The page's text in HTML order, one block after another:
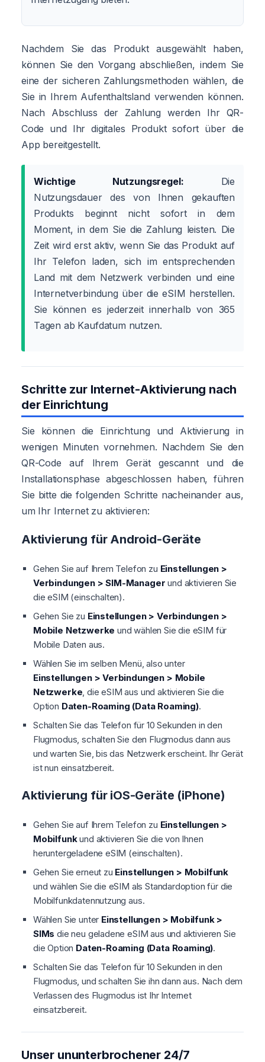
Nachdem Sie das Produkt ausgewählt haben,
können Sie den Vorgang abschließen, indem Sie
eine der sicheren Zahlungsmethoden wählen, die
Sie in Ihrem Aufenthaltsland verwenden können.
Nach Abschluss der Zahlung werden Ihr QR-
Code und Ihr digitales Produkt sofort über die
App bereitgestellt.
Wichtige Nutzungsregel: Die
Nutzungsdauer des von Ihnen gekauften
Produkts beginnt nicht sofort in dem
Moment, in dem Sie die Zahlung leisten. Die
Zeit wird erst aktiv, wenn Sie das Produkt auf
Ihr Telefon laden, sich im entsprechenden
Land mit dem Netzwerk verbinden und eine
Internetverbindung über die eSIM herstellen.
Sie können es jederzeit innerhalb von 365
Tagen ab Kaufdatum nutzen.
Schritte zur Internet-Aktivierung nach
der Einrichtung
Sie können die Einrichtung und Aktivierung in
wenigen Minuten vornehmen. Nachdem Sie den
QR-Code auf Ihrem Gerät gescannt und die
Installationsphase abgeschlossen haben, führen
Sie bitte die folgenden Schritte nacheinander aus,
um Ihr Internet zu aktivieren:
Aktivierung für Android-Geräte
Gehen Sie auf Ihrem Telefon zu Einstellungen >
Verbindungen > SIM-Manager und aktivieren Sie
die eSIM (einschalten).
Gehen Sie zu Einstellungen > Verbindungen >
Mobile Netzwerke und wählen Sie die eSIM für
Mobile Daten aus.
Wählen Sie im selben Menü, also unter
Einstellungen > Verbindungen > Mobile
Netzwerke, die eSIM aus und aktivieren Sie die
Option Daten-Roaming (Data Roaming).
Schalten Sie das Telefon für 10 Sekunden in den
Flugmodus, schalten Sie den Flugmodus dann aus
und warten Sie, bis das Netzwerk erscheint. Ihr Gerät
ist nun einsatzbereit.
Aktivierung für iOS-Geräte (iPhone)
Gehen Sie auf Ihrem Telefon zu Einstellungen >
Mobilfunkund aktivieren Sie die von Ihnen
heruntergeladene eSIM (einschalten).
Gehen Sie erneut zu Einstellungen > Mobilfunk
und wählen Sie die eSIM als Standardoption für die
Mobilfunkdatennutzung aus.
Wählen Sie unter Einstellungen > Mobilfunk >
SIMs die neu geladene eSIM aus und aktivieren Sie
die Option Daten-Roaming (Data Roaming).
Schalten Sie das Telefon für 10 Sekunden in den
Flugmodus, und schalten Sie ihn dann aus. Nach dem
Verlassen des Flugmodus ist Ihr Internet
einsatzbereit.
Unser ununterbrochener 24/7